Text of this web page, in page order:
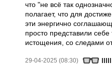
что "не всё так
полагает, что для
эти энергично
просто представили
истощения, со следами
29-04-2025 (08:30)